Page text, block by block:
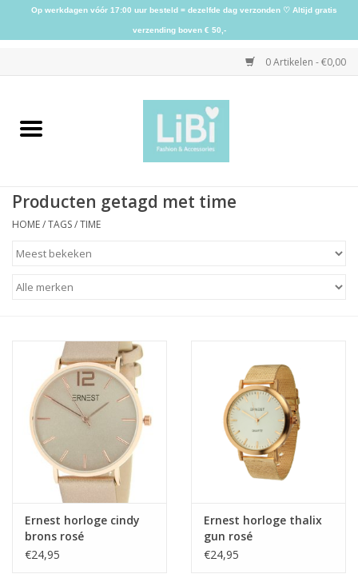
0 Artikelen - €0,00
Home
Schoenen
Accessoires
Home deco
SALE
Herensokken
Producten getagd met time
HOME/TAGS/TIME
Ernest horloge cindy
brons rosé
€24,95
Ernest horloge thalix
gun rosé
€24,95
Op werkdagen vóór 17:00 uur besteld = dezelfde dag verzonden ♡ Altijd gratis
verzending boven € 50,-